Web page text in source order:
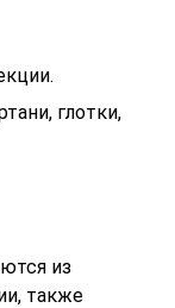
глотки,
из
также